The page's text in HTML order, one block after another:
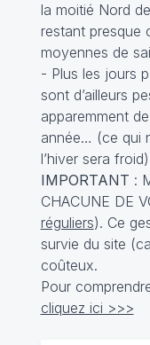
la moitié Nord
restant presque
moyennes de
- Plus les jours
sont d’ailleurs
apparemment
année… (ce qui
l’hiver sera
IMPORTANT :
CHACUNE DE
réguliers). Ce
survie du site
coûteux.
Pour
cliquez ici >>>